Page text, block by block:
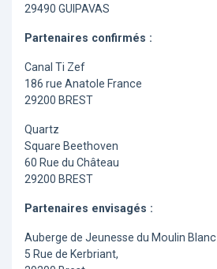
29490 GUIPAVAS
Partenaires confirmés :
Canal Ti Zef
186 rue Anatole France
29200 BREST
Quartz
Square Beethoven
60 Rue du Château
29200 BREST
Partenaires envisagés :
Auberge de Jeunesse du Moulin Blanc
5 Rue de Kerbriant,